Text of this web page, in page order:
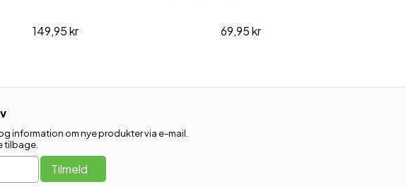
149,95 kr 69,95 kr
information om nye produkter via e-mail.
tilbage.
Tilmeld